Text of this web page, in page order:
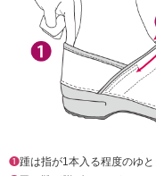
❶踵は指が1本入る程度のゆ